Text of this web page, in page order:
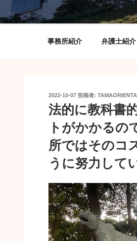
事務所紹介 弁護士紹介
投
稿
日:
2022-10-07 投稿者:
法的に教科書
トがかかるの
所ではそのコ
うに努力して